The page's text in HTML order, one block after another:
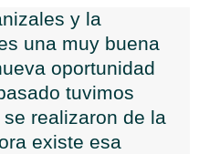
y la
una muy buena
oportunidad
tuvimos
realizaron de la
existe esa